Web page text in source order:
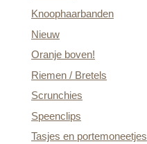
Knoophaarbanden
Nieuw
Oranje boven!
Riemen / Bretels
Scrunchies
Speenclips
Tasjes en portemoneetjes